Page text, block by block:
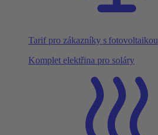
Tarif pro zákazníky s fotovoltaikou
Komplet elektřina pro soláry